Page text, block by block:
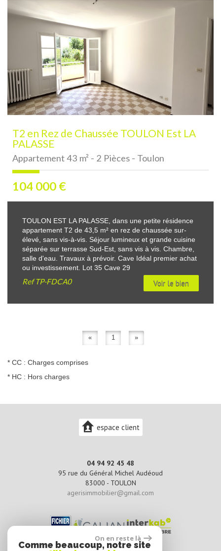
T2 en Rez de Chaussée TOULON Est LA
PALASSE
Appartement 43 m² - 2 Pièces - Toulon
104 000 €
TOULON EST LA PALASSE, dans une petite résidence
appartement T2 de 43,5 m² en rez de chaussée sur-
élevé, sans vis-à-vis. Séjour lumineux et grande cuisine
séparée sur terrasse Sud-Est, sans vis à vis. Chambre,
salle d'eau. Travaux à prévoir. Cave Idéal premier achat
ou investissement. Lot 35 Cave 29
RefTP-FDCA0 Voir le bien
« 1 »
* CC : Charges comprises
* HC : Hors charges
espace client
04 94 92 45 48
95 rue du Général Michel Audéoud
83000 - TOULON
agerisimmobilier@gmail.com
On en reste là
Comme beaucoup, notre site